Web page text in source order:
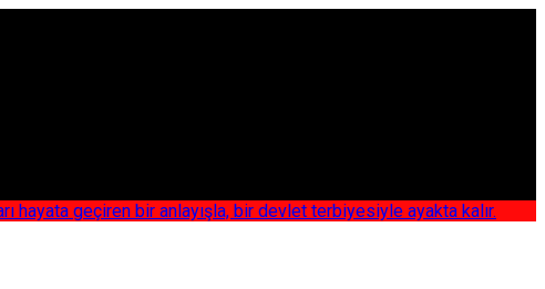
hayata geçiren bir anlayışla, bir devlet terbiyesiyle ayakta kalır.